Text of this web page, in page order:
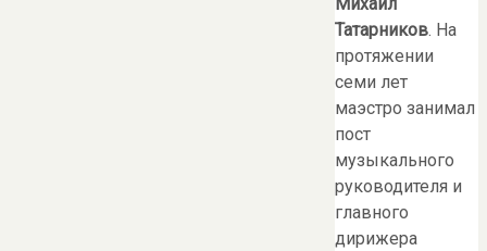
Михаил
Татарников. На
протяжении
семи лет
маэстро занимал
пост
музыкального
руководителя и
главного
дирижера